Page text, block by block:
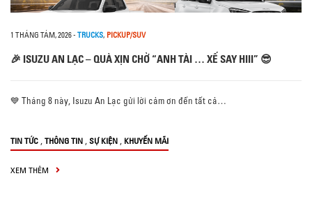
1 THÁNG TÁM, 2026- TRUCKS, PICKUP/SUV
🎉 ISUZU AN LẠC – QUÀ XỊN CHỜ “ANH TÀI … XẾ SAY HIII” 😎
💙 Tháng 8 này, Isuzu An Lạc gửi lời cảm ơn đến tất cả…
TIN TỨC , THÔNG TIN , SỰ KIỆN , KHUYẾN MÃI
XEM THÊM